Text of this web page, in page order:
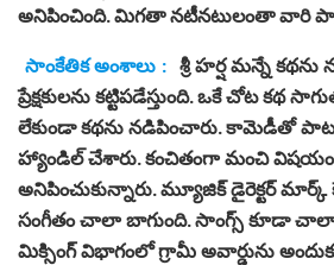
అనిపించింది. మిగతా నటీనటులంతా వారి
సాంకేతిక అంశాలు : శ్రీ హర్ష మన్నే
ప్రేక్షకులను కట్టిపడేస్తుంది. ఒకే చోట కథ
లేకుండా కథను నడిపించారు. కామెడీతో
హ్యాండిల్ చేశారు. కంచితంగా మంచి విషయం
అనిపించుకున్నారు. మ్యూజిక్ డైరెక్టర్
సంగీతం చాలా బాగుంది. సాంగ్స్ కూడా
మిక్సింగ్ విభాగంలో గ్రామీ అవార్డును